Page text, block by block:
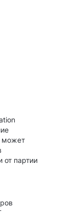
может
от партии